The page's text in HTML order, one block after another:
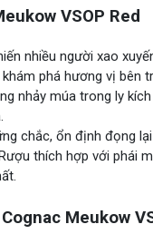
VSOP Red
nhiều người xao
phá hương vị
nhảy múa trong ly
chắc, ổn định đọng
thích hợp với phái
Meukow